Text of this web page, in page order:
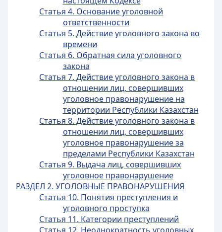
Статья 4. Основание уголовной
ответственности
Статья 5. Действие уголовного закона во
времени
Статья 6. Обратная сила уголовного
закона
Статья 7. Действие уголовного закона в
отношении лиц, совершивших
уголовное правонарушение на
территории Республики Казахстан
Статья 8. Действие уголовного закона в
отношении лиц, совершивших
уголовное правонарушение за
пределами Республики Казахстан
Статья 9. Выдача лиц, совершивших
уголовное правонарушение
РАЗДЕЛ 2. УГОЛОВНЫЕ ПРАВОНАРУШЕНИЯ
Статья 10. Понятия преступления и
уголовного проступка
Статья 11. Категории преступлений